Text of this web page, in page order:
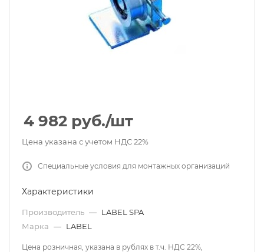
4 982 руб./шт
Цена указана с учетом НДС 22%
Специальные условия для монтажных организаций
Характеристики
Производитель — LABEL SPA
Марка — LABEL
Цена розничная, указана в рублях в т.ч. НДС 22%,